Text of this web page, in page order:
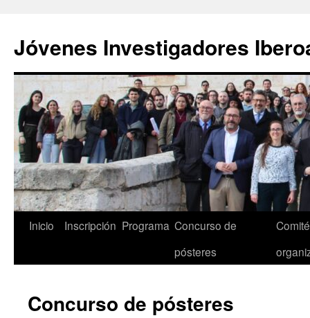
contenido
Jóvenes Investigadores
Inicio Inscripción Programa Concurso de
pósteres
Concurso de pósteres